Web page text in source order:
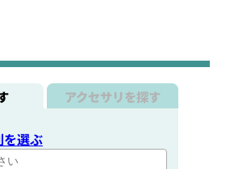
アクセサリを探す
を選ぶ